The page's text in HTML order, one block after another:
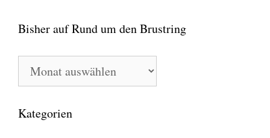
Bisher auf Rund um den Brustring
Bisher
auf
Rund
den
Brustring
Kategorien